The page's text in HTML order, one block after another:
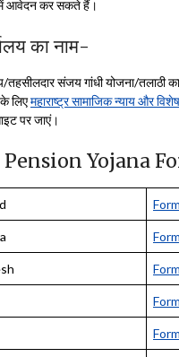
में आवेदन कर सकते हैं।
का नाम-
तहसीलदार संजय गांधी योजना/तलाठी
लिएमहाराष्ट्र सामाजिक न्याय और
पर जाएं।
Yojana